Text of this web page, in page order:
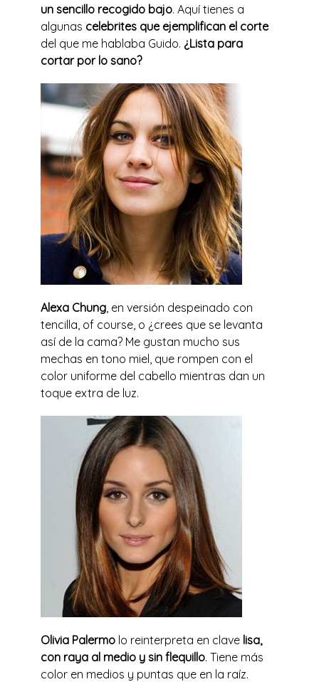
un sencillo recogido bajo. Aquí tienes a
algunas celebrites que ejemplifican el corte
del que me hablaba Guido. ¿Lista para
cortar por lo sano?
Alexa Chung, en versión despeinado con
tencilla, of course, o ¿crees que se levanta
así de la cama? Me gustan mucho sus
mechas en tono miel, que rompen con el
color uniforme del cabello mientras dan un
toque extra de luz.
Olivia Palermo lo reinterpreta en clave lisa,
con raya al medio y sin flequillo. Tiene más
color en medios y puntas que en la raíz.